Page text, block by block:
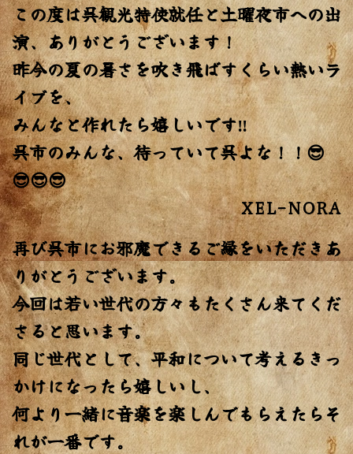
この度は呉観光特使就任と土曜夜市への出
演、ありがとうございます！
昨今の夏の暑さを吹き飛ばすくらい熱いラ
イブを、
みんなと作れたら嬉しいです‼️
呉市のみんな、待っていて呉よな！！😎
😎😎😎
XEL-NORA
再び呉市にお邪魔できるご縁をいただきあ
りがとうございます。
今回は若い世代の方々もたくさん来てくだ
さると思います。
同じ世代として、平和について考えるきっ
かけになったら嬉しいし、
何より一緒に音楽を楽しんでもらえたらそ
れが一番です。